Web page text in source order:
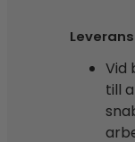
Vid
till